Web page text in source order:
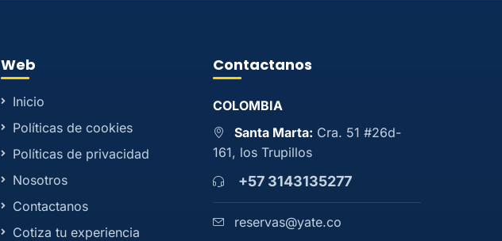
Web
Inicio
Políticas de cookies
Políticas de privacidad
Nosotros
Contactanos
Cotiza tu experiencia
Contactanos
COLOMBIA
Santa Marta: Cra. 51 #26d-
161, los Trupillos
+57 3143135277
reservas@yate.co